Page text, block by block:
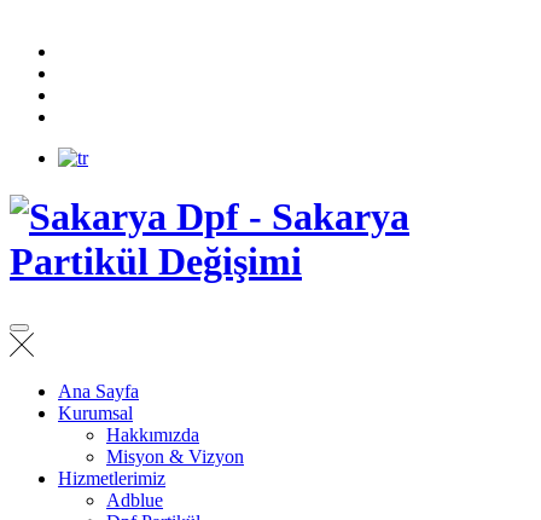
Ana Sayfa
Kurumsal
Hakkımızda
Misyon & Vizyon
Hizmetlerimiz
Adblue